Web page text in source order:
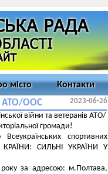
місто Контакти
АТО/ООС 2023-06-26
війни та ветеранів АТО/
громади!
спортивних
КРАЇНИ: СИЛЬНІ УКРАЇНИ У
року за адресою: м.Полтава,